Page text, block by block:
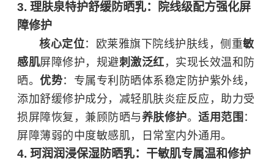
3. 理肤泉特护舒缓防晒乳：院线级配方强化屏
障修护
核心定位：欧莱雅旗下院线护肤线，侧重敏
感肌屏障修护，规避刺激泛红 ，实现长效温和防
晒。 优势：专属专利防晒体系稳定防护紫外线，
添加舒缓修护成分，减轻肌肤炎症反应，助力受
损屏障恢复，兼顾防晒与养肤修护。 适用范围 ：
屏障薄弱的中度敏感肌，日常室内外通用。
4. 珂润润浸保湿防晒乳：干敏肌专属温和修护